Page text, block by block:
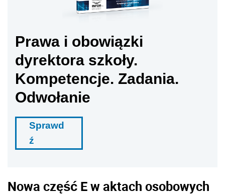
Prawa i obowiązki
dyrektora szkoły.
Kompetencje. Zadania.
Odwołanie
Sprawd
ź
Nowa część E w aktach osobowych